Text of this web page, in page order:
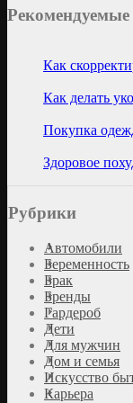
Рекомендуемые
Как
Как делать
Покупка
Здоровое
Рубрики
Автомобили
Беременность
Брак
Бренды
Гардероб
Дети
Для мужчин
Дом и семья
Искусство
Карьера